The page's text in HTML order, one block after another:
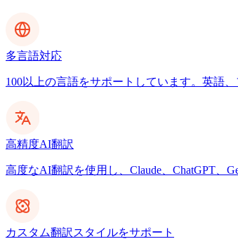
多言語対応
100以上の言語をサポートしています。英語
高精度AI翻訳
高度なAI翻訳を使用し、Claude、ChatGPT、
カスタム翻訳スタイルをサポート